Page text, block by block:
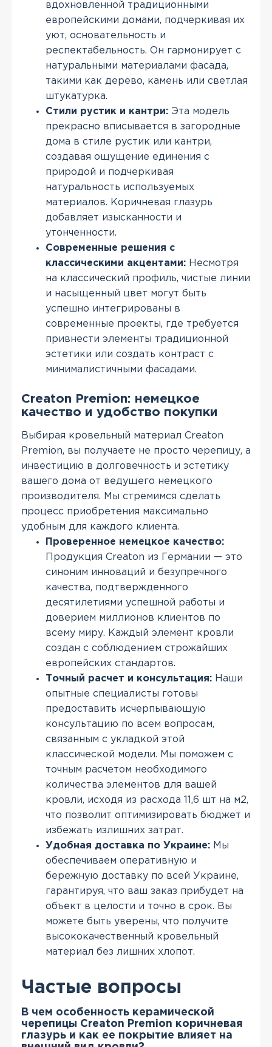
вдохновленной традиционными
европейскими домами, подчеркивая их
уют, основательность и
респектабельность. Он гармонирует с
натуральными материалами фасада,
такими как дерево, камень или светлая
штукатурка.
Стили рустик и кантри: Эта модель
прекрасно вписывается в загородные
дома в стиле рустик или кантри,
создавая ощущение единения с
природой и подчеркивая
натуральность используемых
материалов. Коричневая глазурь
добавляет изысканности и
утонченности.
Современные решения с
классическими акцентами: Несмотря
на классический профиль, чистые линии
и насыщенный цвет могут быть
успешно интегрированы в
современные проекты, где требуется
привнести элементы традиционной
эстетики или создать контраст с
минималистичными фасадами.
Creaton Premion: немецкое
качество и удобство покупки
Выбирая кровельный материал Creaton
Premion, вы получаете не просто черепицу, а
инвестицию в долговечность и эстетику
вашего дома от ведущего немецкого
производителя. Мы стремимся сделать
процесс приобретения максимально
удобным для каждого клиента.
Проверенное немецкое качество:
Продукция Creaton из Германии — это
синоним инноваций и безупречного
качества, подтвержденного
десятилетиями успешной работы и
доверием миллионов клиентов по
всему миру. Каждый элемент кровли
создан с соблюдением строжайших
европейских стандартов.
Точный расчет и консультация: Наши
опытные специалисты готовы
предоставить исчерпывающую
консультацию по всем вопросам,
связанным с укладкой этой
классической модели. Мы поможем с
точным расчетом необходимого
количества элементов для вашей
кровли, исходя из расхода 11,6 шт на м2,
что позволит оптимизировать бюджет и
избежать излишних затрат.
Удобная доставка по Украине: Мы
обеспечиваем оперативную и
бережную доставку по всей Украине,
гарантируя, что ваш заказ прибудет на
объект в целости и точно в срок. Вы
можете быть уверены, что получите
высококачественный кровельный
материал без лишних хлопот.
Частые вопросы
В чем особенность керамической
черепицы Creaton Premion коричневая
глазурь и как ее покрытие влияет на